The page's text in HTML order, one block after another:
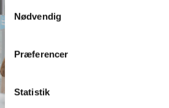
markedsføring. Du bestemmer selv
Nødvendig
Præferencer
Statistik